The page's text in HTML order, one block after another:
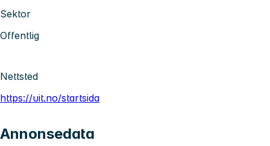
Sektor
Offentlig
Nettsted
https://uit.no/startsida
Annonsedata